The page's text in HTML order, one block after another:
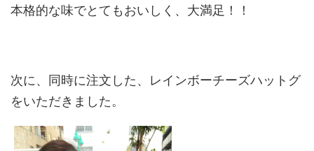
本格的な味でとてもおいしく、大満足！！
次に、同時に注文した、レインボーチーズハットグ
をいただきました。